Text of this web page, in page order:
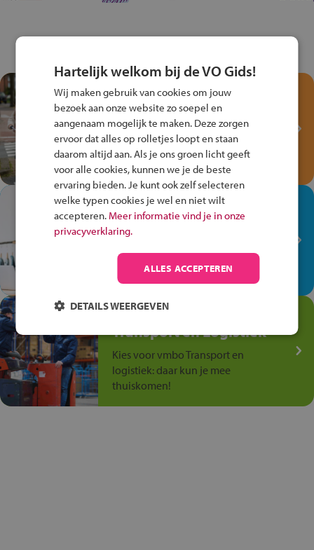
Test je kennis met het
Fiets Veilig
Verkeersspel!
Speel het Fiets Veilig Verkeersspel
en win een Cortina-fiets!
In de winkel ben je op je
plek!
op de winkelvloer, waar elke dag
anders is!
Jouw talent in de
Transport en Logistiek
Kies voor vmbo Transport en
logistiek: daar kun je mee
thuiskomen!
Hartelijk welkom bij de VO Gids!
Wij maken gebruik van cookies om jouw
bezoek aan onze website zo soepel en
aangenaam mogelijk te maken. Deze zorgen
ervoor dat alles op rolletjes loopt en staan
daarom altijd aan. Als je ons groen licht geeft
voor alle cookies, kunnen we je de beste
ervaring bieden. Je kunt ook zelf selecteren
welke typen cookies je wel en niet wilt
accepteren. Meer informatie vind je in onze
privacyverklaring.
ALLES ACCEPTEREN
DETAILS WEERGEVEN